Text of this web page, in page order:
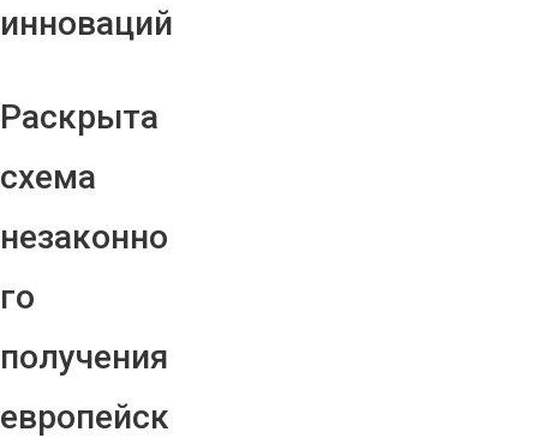
инноваций
Раскрыта
схема
незаконно
го
получения
европейск